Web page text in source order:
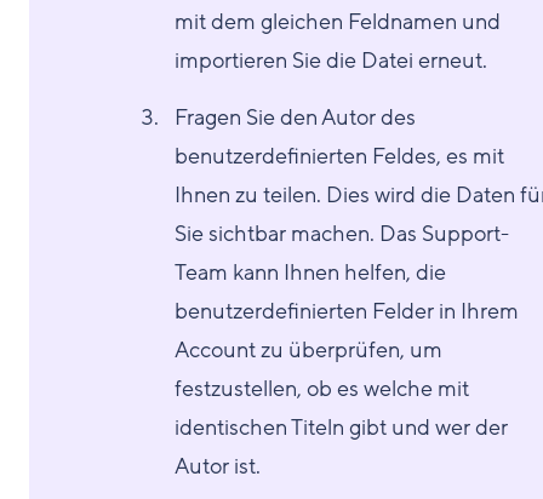
mit dem gleichen Feldnamen und
importieren Sie die Datei erneut.
Fragen Sie den Autor des
benutzerdefinierten Feldes, es mit
Ihnen zu teilen. Dies wird die Daten
Sie sichtbar machen. Das Support-
Team kann Ihnen helfen, die
benutzerdefinierten Felder in Ihrem
Account zu überprüfen, um
festzustellen, ob es welche mit
identischen Titeln gibt und wer der
Autor ist.